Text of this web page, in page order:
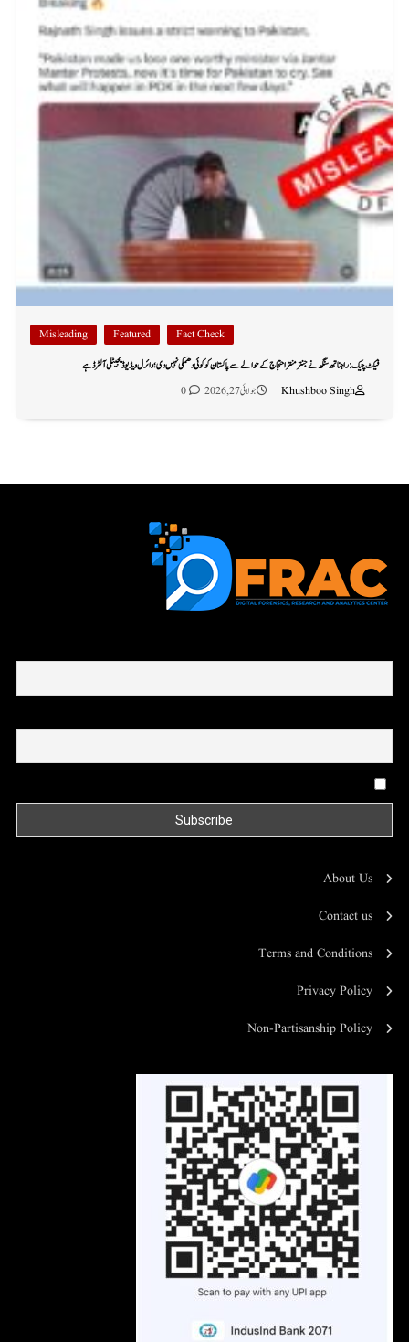
Fact Check
Featured
Misleading
فیکٹ چیک: راجناتھ سنگھ نے جنتر منتر احتجاج کے حوالے سے پاکستان کو کوئی دھمکی نہیں دی؛ وائرل ویڈیو ڈیجیٹلی آلٹرڈ ہے
Khushboo Singh
جولائی 27, 2026 0
About Us
Contact us
Terms and Conditions
Privacy Policy
Non-Partisanship Policy